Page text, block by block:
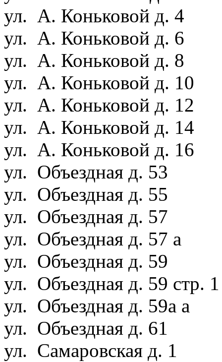
ул. А. Коньковой д. 4
ул. А. Коньковой д. 6
ул. А. Коньковой д. 8
ул. А. Коньковой д. 10
ул. А. Коньковой д. 12
ул. А. Коньковой д. 14
ул. А. Коньковой д. 16
ул. Объездная д. 53
ул. Объездная д. 55
ул. Объездная д. 57
ул. Объездная д. 57 а
ул. Объездная д. 59
ул. Объездная д. 59 стр.
ул. Объездная д. 59а а
ул. Объездная д. 61
ул. Самаровская д. 1